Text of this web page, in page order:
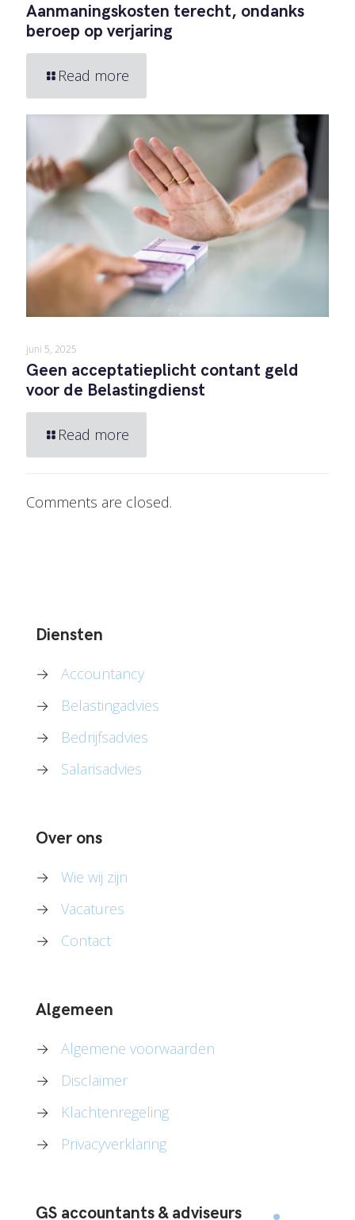
Aanmaningskosten terecht, ondanks
beroep op verjaring
Read more
juni 5, 2025
Geen acceptatieplicht contant geld
voor de Belastingdienst
Read more
Comments are closed.
Diensten
→
Accountancy
→
Belastingadvies
→
Bedrijfsadvies
→
Salarisadvies
Over ons
→
Wie wij zijn
→
Vacatures
→
Contact
Algemeen
→
Algemene voorwaarden
→
Disclaimer
→
Klachtenregeling
→
Privacyverklaring
GS accountants & adviseurs